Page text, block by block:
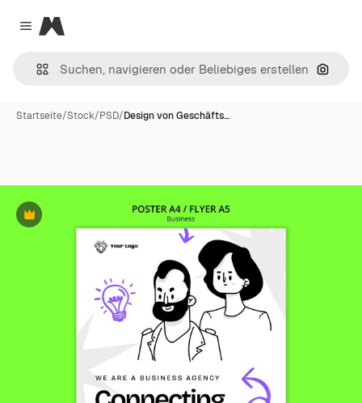
Close menu
Magnific
Nach
Startseite/Stock/PSD/Design von Geschäfts…
Premium